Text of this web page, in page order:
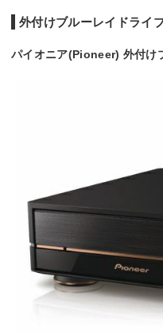
外付けブルーレイドライ
パイオニア(Pioneer) 外付け